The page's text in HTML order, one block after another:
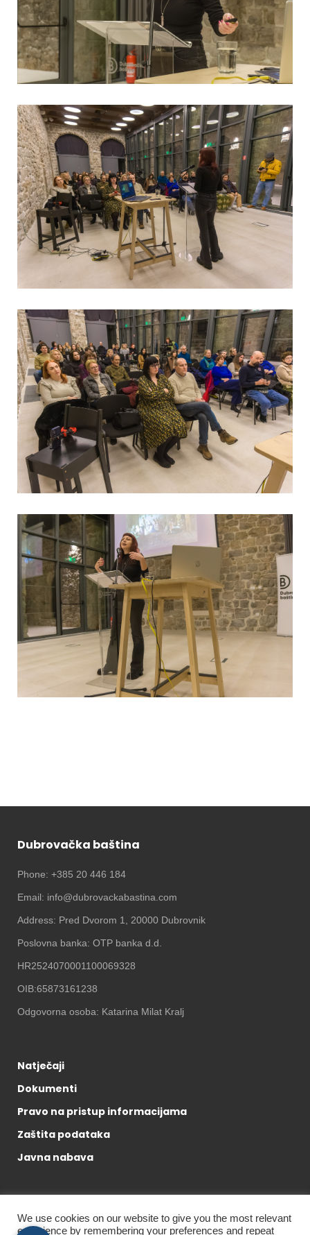
View Fullscreen
View Fullscreen
View Fullscreen
Dubrovačka baština
Phone: +385 20 446 184
Email: info@dubrovackabastina.com
Address: Pred Dvorom 1, 20000 Dubrovnik
Poslovna banka: OTP banka d.d.
HR2524070001100069328
OIB:65873161238
Odgovorna osoba: Katarina Milat Kralj
Natječaji
Dokumenti
Pravo na pristup informacijama
Zaštita podataka
Javna nabava
We use cookies on our website to give you the most relevant
experience by remembering your preferences and repeat